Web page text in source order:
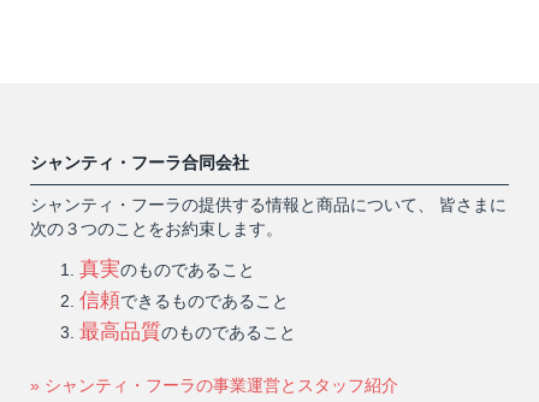
シャンティ・フーラ合同会社
シャンティ・フーラの提供する情報と商品について、 皆さまに
次の３つのことをお約束します。
真実のものであること
信頼できるものであること
最高品質のものであること
» シャンティ・フーラの事業運営とスタッフ紹介